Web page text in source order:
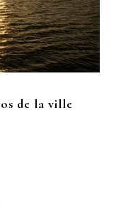
de la ville